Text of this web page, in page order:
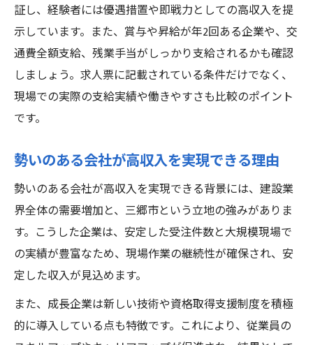
証し、経験者には優遇措置や即戦力としての高収入を提
示しています。また、賞与や昇給が年2回ある企業や、交
通費全額支給、残業手当がしっかり支給されるかも確認
しましょう。求人票に記載されている条件だけでなく、
現場での実際の支給実績や働きやすさも比較のポイント
です。
勢いのある会社が高収入を実現できる理由
勢いのある会社が高収入を実現できる背景には、建設業
界全体の需要増加と、三郷市という立地の強みがありま
す。こうした企業は、安定した受注件数と大規模現場で
の実績が豊富なため、現場作業の継続性が確保され、安
定した収入が見込めます。
また、成長企業は新しい技術や資格取得支援制度を積極
的に導入している点も特徴です。これにより、従業員の